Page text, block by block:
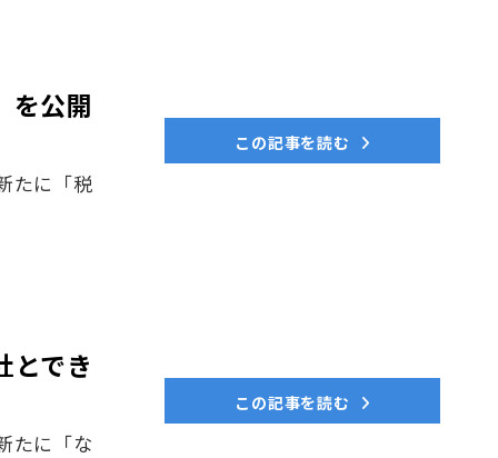
を公開
たに「税
この記事を読む
とでき
たに「な
この記事を読む